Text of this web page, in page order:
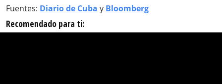
Fuentes: Diario de Cuba y Bloomberg
Recomendado para ti: